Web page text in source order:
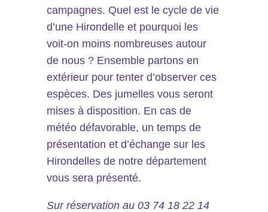
campagnes. Quel est le cycle de vie
d’une Hirondelle et pourquoi les
voit-on moins nombreuses autour
de nous ? Ensemble partons en
extérieur pour tenter d’observer ces
espèces. Des jumelles vous seront
mises à disposition. En cas de
météo défavorable, un temps de
présentation et d’échange sur les
Hirondelles de notre département
vous sera présenté.
Sur réservation au 03 74 18 22 14